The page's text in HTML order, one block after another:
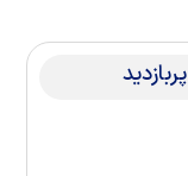
پربازدید